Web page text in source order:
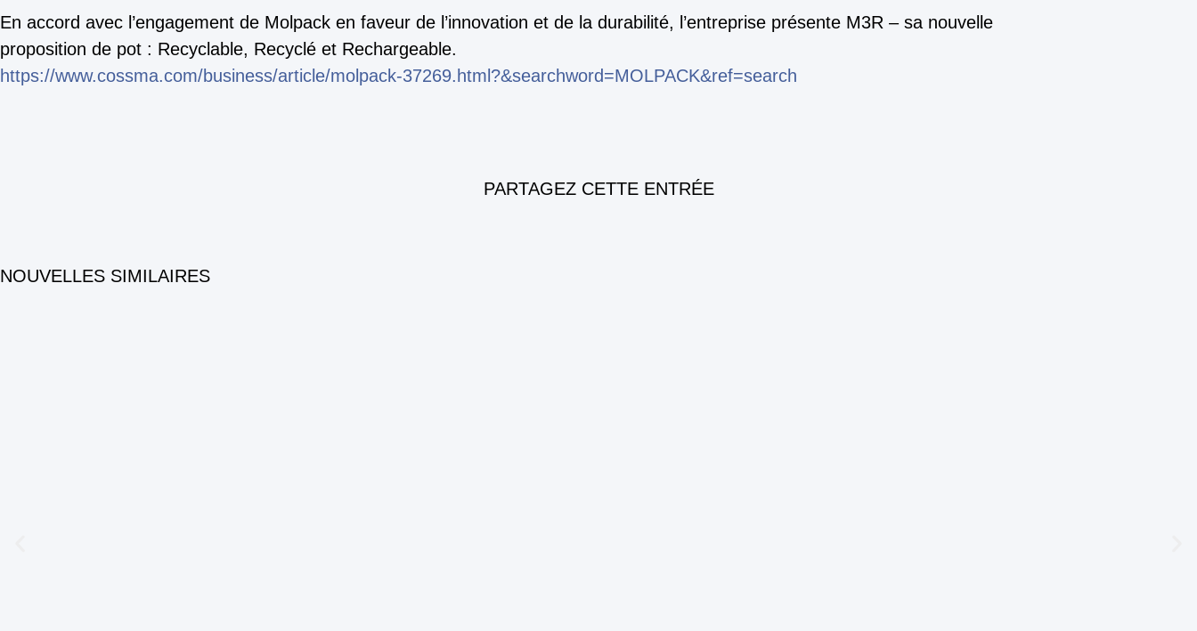
En accord avec l’engagement de Molpack en faveur de l’innovation et de la durabilité, l’entreprise présente M3R – sa nouvelle
proposition de pot : Recyclable, Recyclé et Rechargeable.
https://www.cossma.com/business/article/molpack-37269.html?&searchword=MOLPACK&ref=search
PARTAGEZ CETTE ENTRÉE
NOUVELLES SIMILAIRES